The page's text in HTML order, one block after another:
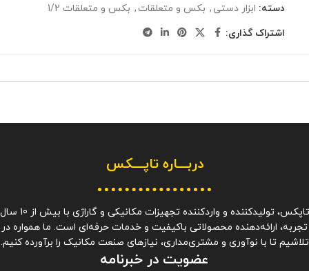
دسته: ابزار دستی , بکس و متعلقات , بکس و متعلقات 1/2
اشتراک گذاری:
دربـــارهتاپـــکس
تاپکس، تولیدکننده و واردکننده تجهیزات مکانیکی و گاراژی با بیش از 10 سال
تجربه، ارائه‌دهنده محصولاتی باکیفیت و خدمات حرفه‌ای است. ما همواره در
تلاشیم تا با نوآوری و مشتری‌مداری، نیازهای صنعت مکانیک را برآورده کنیم.
عضویت در خبرنامه